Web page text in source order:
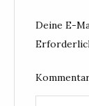
Deine E-